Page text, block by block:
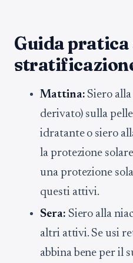
Guida pratica
Mattina: Siero
derivato) sulla
idratante o siero
la protezione
una protezione
questi attivi.
Sera: Siero alla
altri attivi. Se usi
abbina bene per il